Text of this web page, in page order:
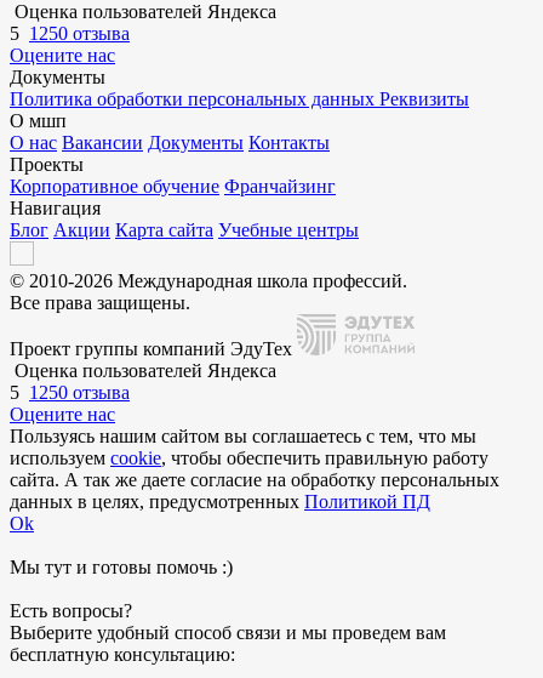
Оценка пользователей Яндекса
5 1250 отзыва
Оцените нас
Документы
Политика обработки персональных данных Реквизиты
О мшп
О нас Вакансии Документы Контакты
Проекты
Корпоративное обучение Франчайзинг
Навигация
Блог Акции Карта сайта Учебные центры
© 2010-2026 Международная школа профессий.
Все права защищены.
Проект группы компаний ЭдуТех
Оценка пользователей Яндекса
5 1250 отзыва
Оцените нас
Пользуясь нашим сайтом вы соглашаетесь с тем, что мы
используем cookie, чтобы обеспечить правильную работу
сайта. А так же даете согласие на обработку персональных
данных в целях, предусмотренных Политикой ПД
Ok
Мы тут и готовы помочь :)
Есть вопросы?
Выберите удобный способ связи и мы проведем вам
бесплатную консультацию: